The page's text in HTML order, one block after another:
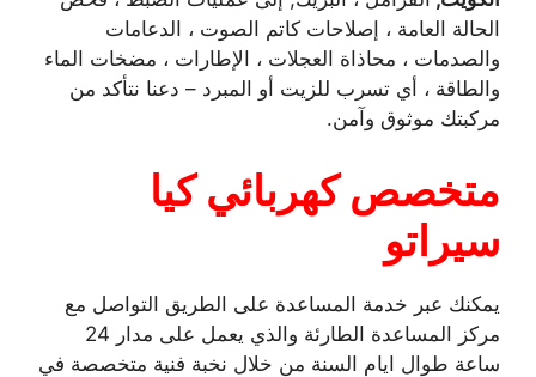
الحالة العامة ، إصلاحات كاتم الصوت ، الدعامات
والصدمات ، محاذاة العجلات ، الإطارات ، مضخات الماء
والطاقة ، أي تسرب للزيت أو المبرد – دعنا نتأكد من
مركبتك موثوق وآمن.
متخصص كهربائي كيا
سيراتو
يمكنك عبر خدمة المساعدة على الطريق التواصل مع
مركز المساعدة الطارئة والذي يعمل على مدار 24
ساعة طوال ايام السنة من خلال نخبة فنية متخصصة في